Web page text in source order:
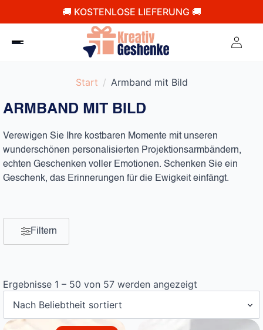
🚚 KOSTENLOSE LIEFERUNG 🚚
Start Armband mit Bild​
ARMBAND MIT BILD​
Verewigen Sie Ihre kostbaren Momente mit unseren
wunderschönen personalisierten Projektionsarmbändern,
echten Geschenken voller Emotionen. Schenken Sie ein
Geschenk, das Erinnerungen für die Ewigkeit einfängt.
Filtern
Ergebnisse 1 – 50 von 57 werden angezeigt